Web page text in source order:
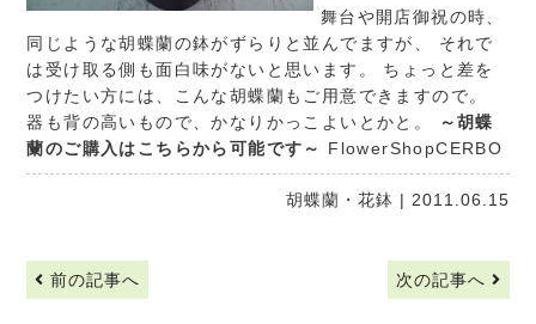
舞台や開店御祝の時、
同じような胡蝶蘭の鉢がずらりと並んでますが、 それで
は受け取る側も面白味がないと思います。 ちょっと差を
つけたい方には、こんな胡蝶蘭もご用意できますので。
器も背の高いもので、かなりかっこよいとかと。
～胡蝶
蘭のご購入はこちらから可能です～
FlowerShopCERBO
胡蝶蘭・花鉢 | 2011.06.15
前の記事へ 次の記事へ